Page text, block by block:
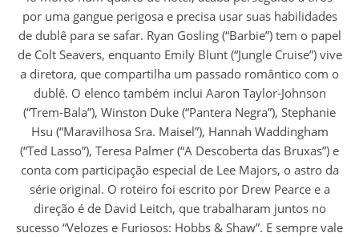
por uma gangue perigosa e precisa usar suas habilidades
de dublê para se safar. Ryan Gosling (“Barbie”) tem o papel
de Colt Seavers, enquanto Emily Blunt (“Jungle Cruise”) vive
a diretora, que compartilha um passado romântico com o
dublê. O elenco também inclui Aaron Taylor-Johnson
(“Trem-Bala”), Winston Duke (“Pantera Negra”), Stephanie
Hsu (“Maravilhosa Sra. Maisel”), Hannah Waddingham
(“Ted Lasso”), Teresa Palmer (“A Descoberta das Bruxas”) e
conta com participação especial de Lee Majors, o astro da
série original. O roteiro foi escrito por Drew Pearce e a
direção é de David Leitch, que trabalharam juntos no
sucesso “Velozes e Furiosos: Hobbs & Shaw”. E sempre vale